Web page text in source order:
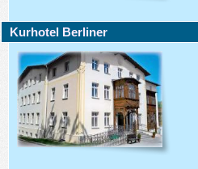
Kurhotel Berliner